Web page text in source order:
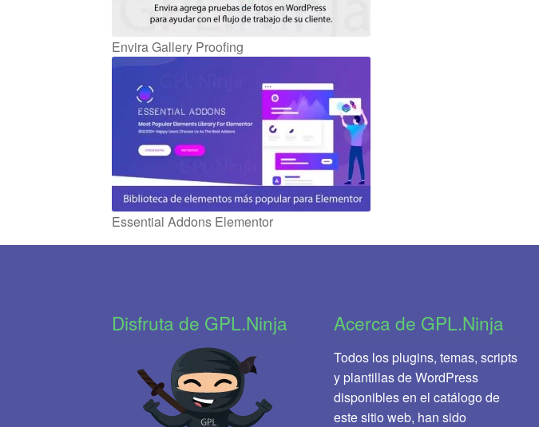
Envira Gallery Proofing
Essential Addons Elementor
Disfruta de GPL.Ninja Acerca de GPL.Ninja
Todos los plugins, temas, scripts
y plantillas de WordPress
disponibles en el catálogo de
este sitio web, han sido